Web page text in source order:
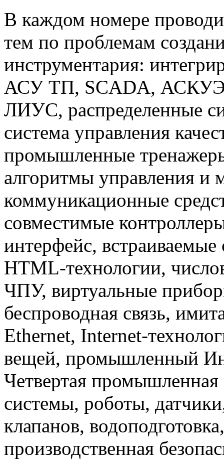
В каждом номере
тем по проблемам
инструментария:
АСУ ТП, SCADA,
ЛИУС, распределенные
система управления
промышленные
алгоритмы управления и
коммуникационные
совместимые
интерфейс,
HTML-технологии,
ЧПУ, виртуальные
беспроводная связь,
Ethernet, Internet-
вещей, промышленный
Четвертая
системы, роботы,
клапанов,
производственная